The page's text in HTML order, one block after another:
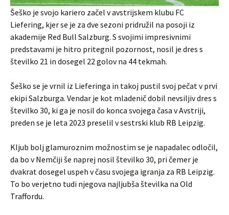
Šeško je svojo kariero začel v avstrijskem klubu FC
Liefering, kjer se je za dve sezoni pridružil na posoji iz
akademije Red Bull Salzburg. S svojimi impresivnimi
predstavami je hitro pritegnil pozornost, nosil je dres s
številko 21 in dosegel 22 golov na 44 tekmah.
Šeško se je vrnil iz Lieferinga in takoj pustil svoj pečat v prvi
ekipi Salzburga. Vendar je kot mladenič dobil nevsiljiv dres s
številko 30, ki ga je nosil do konca svojega časa v Avstriji,
preden se je leta 2023 preselil v sestrski klub RB Leipzig.
Kljub bolj glamuroznim možnostim se je napadalec odločil,
da bo v Nemčiji še naprej nosil številko 30, pri čemer je
dvakrat dosegel uspeh v času svojega igranja za RB Leipzig.
To bo verjetno tudi njegova najljubša številka na Old
Traffordu.